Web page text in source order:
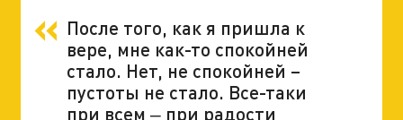
После того, как я пришла к
вере, мне как-то спокойней
стало. Нет, не спокойней –
пустоты не стало. Все-таки
при всем ‒ при радости